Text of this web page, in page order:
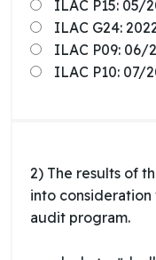
ILAC P15: 05/
ILAC G24:
ILAC P09: 06/
ILAC P10: 07/
2) The results of
into
audit program.